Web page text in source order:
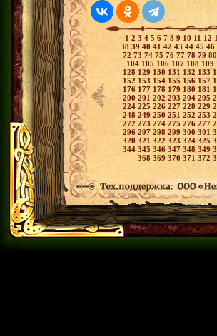
1 2 3 4 5 6 7 8 9 10 11 12
38 39 40 41 42 43 44 45 46
72 73 74 75 76 77 78 79 80
104 105 106 107 108 109
128 129 130 131 132 133
152 153 154 155 156 157
176 177 178 179 180 181
200 201 202 203 204 205
224 225 226 227 228 229
248 249 250 251 252 253
272 273 274 275 276 277
296 297 298 299 300 301
320 321 322 323 324 325
344 345 346 347 348 349
368 369 370 371 372